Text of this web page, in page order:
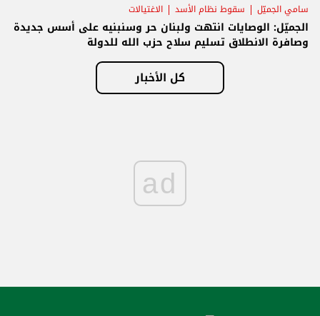
سامي الجميّل سقوط نظام الأسد الاغتيالات
الجميّل: الوصايات انتهت ولبنان حر وسنبنيه على أسس جديدة
وصافرة الانطلاق تسليم سلاح حزب الله للدولة
كل الأخبار
ad